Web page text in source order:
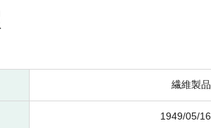
繊維製品
1949/05/16